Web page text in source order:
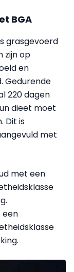
BGA
grasgevoerd
zijn op
en
Gedurende
220 dagen
dieet moet
Dit is
met
met een
een